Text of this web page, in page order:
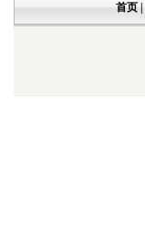
首页|